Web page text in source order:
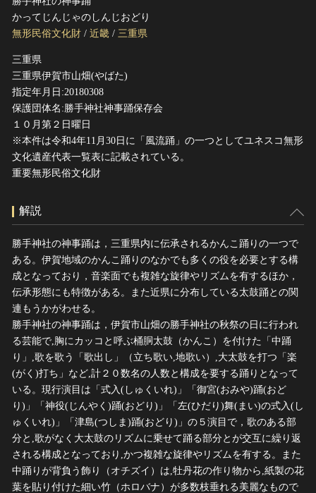
かってじんじゃのしんじおどり
無形民俗文化財 / 近畿 / 三重県
三重県
三重県伊賀市山畑(やばた)
指定年月日:20180308
保護団体名:勝手神社神事踊保存会
１０月第２日曜日
※本件は令和4年11月30日に「風流踊」の一つとしてユネスコ無形
文化遺産代表一覧表に記載されている。
重要無形民俗文化財
解説
勝手神社の神事踊は，三重県内に伝承されるかんこ踊りの一つで
ある。伊賀地域のかんこ踊りのなかでも多くの役を必要とする構
成となっており，音楽面でも複雑な旋律やリズムを有するほか，
伝承形態にも特徴がある。また近県に分布している太鼓踊との関
連もうかがわせる。
勝手神社の神事踊は，伊賀市山畑の勝手神社の秋祭の日に行われ
る芸能で,胸にカッコと呼ぶ桶胴太鼓（かんこ）を付けた「中踊
り」,歌を歌う「歌出し」（立ち歌い,地歌い）,大太鼓を打つ「楽
(がく)打ち」など,計２０数名の人数と構成を要する踊りとなって
いる。現行演目は「式入(しゅくいれ)」「御宮(おみや)踊(おど
り)」「神役(じんやく)踊(おどり)」「左(ひだり)舞(まい)の式入(し
ゅくいれ)」「津島(つしま)踊(おどり)」の５演目で，歌のある部
分と,歌がなく大太鼓のリズムに乗せて踊る部分とが交互に繰り返
される構成となっており,かつ複雑な旋律やリズムを有する。また
中踊りが背負う飾り（オチズイ）は,牡丹花の作り物から,紙製の花
葉を貼り付けた細い竹（ホロバナ）が多数枝垂れる美麗なもので